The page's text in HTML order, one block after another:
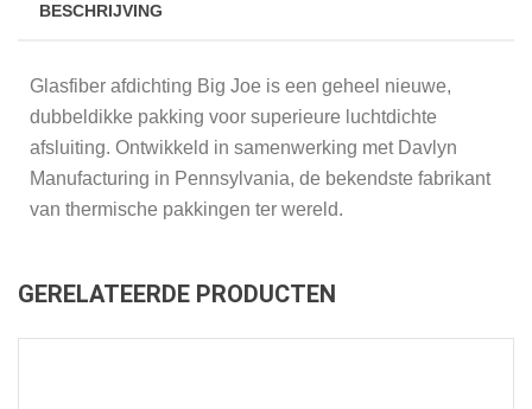
BESCHRIJVING
Glasfiber afdichting Big Joe is een geheel nieuwe,
dubbeldikke pakking voor superieure luchtdichte
afsluiting. Ontwikkeld in samenwerking met Davlyn
Manufacturing in Pennsylvania, de bekendste fabrikant
van thermische pakkingen ter wereld.
GERELATEERDE PRODUCTEN